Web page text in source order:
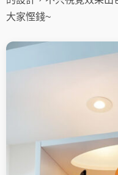
大家慳錢~